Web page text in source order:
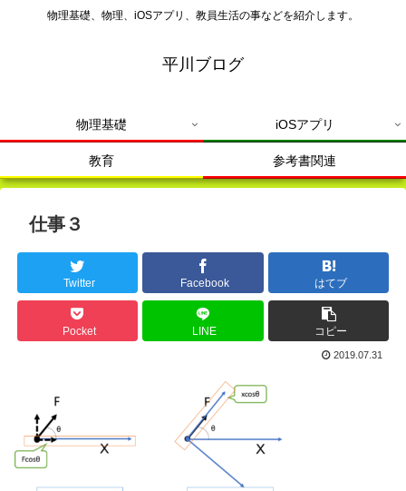
物理基礎、物理、iOSアプリ、教員生活の事などを紹介します。
平川ブログ
物理基礎 iOSアプリ
教育 参考書関連
仕事３
Twitter Facebook はてブ
Pocket LINE コピー
2019.07.31